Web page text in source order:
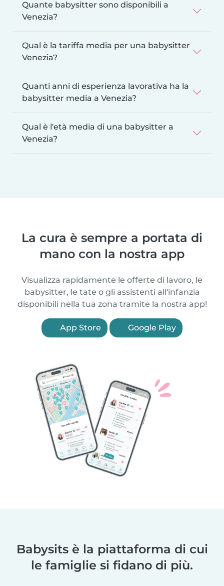
Quante babysitter sono disponibili a
Venezia?
Qual è la tariffa media per una babysitter
Venezia?
Quanti anni di esperienza lavorativa ha la
babysitter media a Venezia?
Qual è l'età media di una babysitter a
Venezia?
La cura è sempre a portata di
mano con la nostra app
Visualizza rapidamente le offerte di lavoro, le
babysitter, le tate o gli assistenti all'infanzia
disponibili nella tua zona tramite la nostra app!
App Store Google Play
Babysits è la piattaforma di cui
le famiglie si fidano di più.